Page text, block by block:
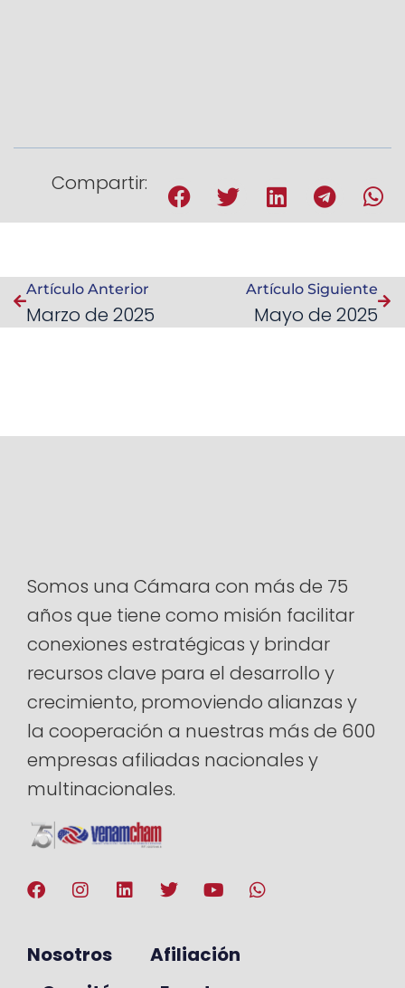
Compartir:
Artículo Anterior
Marzo de 2025
Artículo Siguiente
Mayo de 2025
Somos una Cámara con más de 75
años que tiene como misión facilitar
conexiones estratégicas y brindar
recursos clave para el desarrollo y
crecimiento, promoviendo alianzas y
la cooperación a nuestras más de 600
empresas afiliadas nacionales y
multinacionales.
Nosotros
Afiliación